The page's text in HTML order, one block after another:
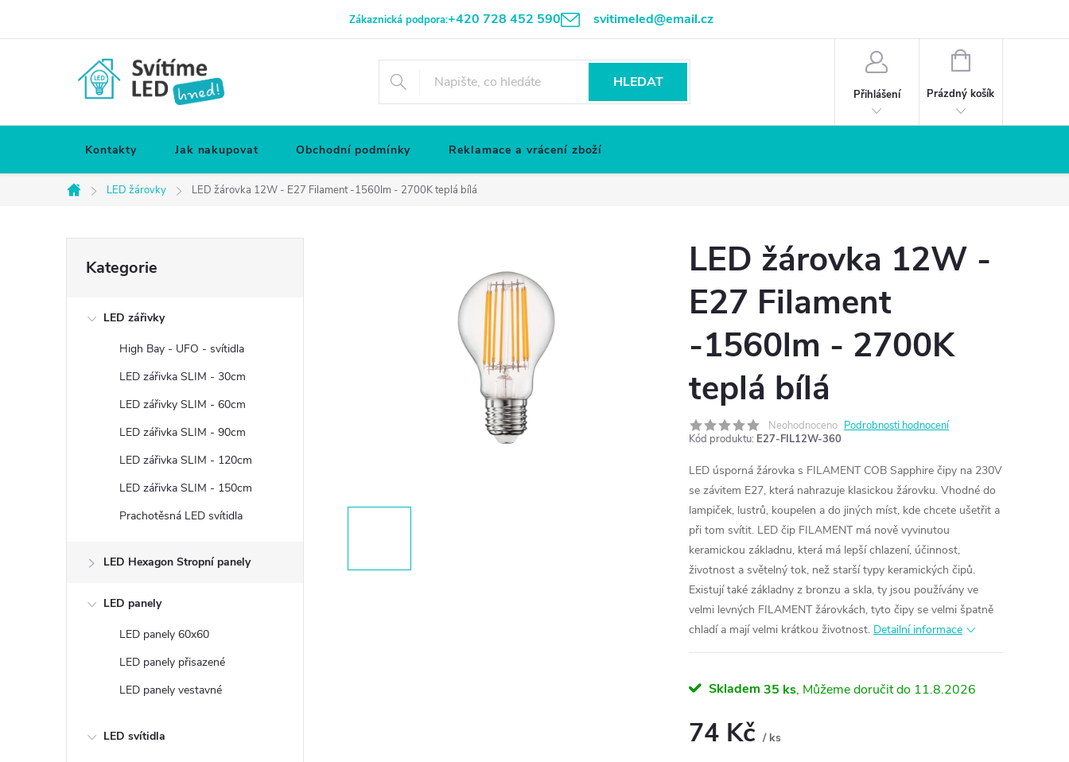
Zákaznická podpora:+420 728 452 590 svitimeled@email.cz
HLEDAT
Přihlášení
NÁKUPNÍ
Prázdný košík
Kontakty Jak nakupovat Obchodní podmínky Reklamace a vrácení zboží
Domů
LED žárovky LED žárovka 12W - E27 Filament -1560lm - 2700K teplá bílá
kategorie
Kategorie
LED zářivky
High Bay - UFO - svítidla
LED zářivka SLIM - 30cm
LED zářivky SLIM - 60cm
LED zářivka SLIM - 90cm
LED zářivka SLIM - 120cm
LED zářivka SLIM - 150cm
Prachotěsná LED svítidla
LED Hexagon Stropní panely
LED panely
LED panely 60x60
LED panely přisazené
LED panely vestavné
LED svítidla
LED žárovka 12W -
E27 Filament
-1560lm - 2700K
teplá bílá
Neohodnoceno Podrobnosti hodnocení
Kód produktu: E27-FIL12W-360
LED úsporná žárovka s FILAMENT COB Sapphire čipy na 230V
se závitem E27, která nahrazuje klasickou žárovku. Vhodné do
lampiček, lustrů, koupelen a do jiných míst, kde chcete ušetřit a
při tom svítit. LED čip FILAMENT má nově vyvinutou
keramickou základnu, která má lepší chlazení, účinnost,
životnost a světelný tok, než starší typy keramických čipů.
Existují také základny z bronzu a skla, ty jsou používány ve
velmi levných FILAMENT žárovkách, tyto čipy se velmi špatně
chladí a mají velmi krátkou životnost. Detailní informace
Skladem 35 ks 11.8.2026
74 Kč / ks